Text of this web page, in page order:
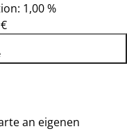
1,00 %
an eigenen